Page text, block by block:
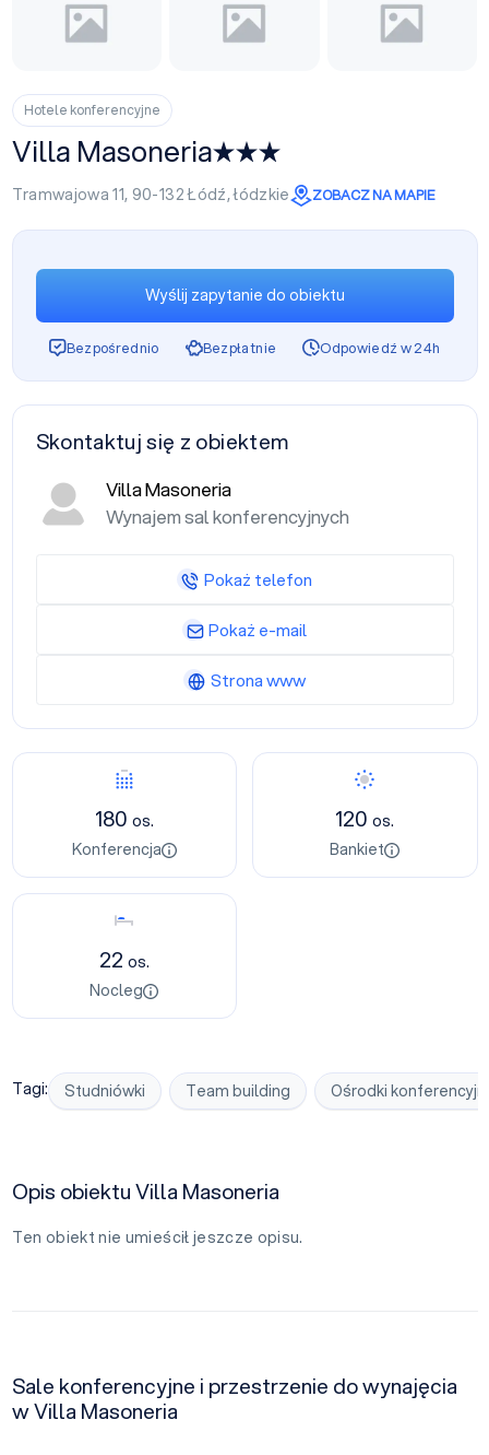
Hotele konferencyjne
Villa Masoneria
Tramwajowa 11, 90-132Łódź,łódzkie ZOBACZ NA MAPIE
Konferencja
180 os.
Konferencja
Bankiet
120os.
Bankiet
Nocleg
22 os.
Nocleg
Tagi: Studniówki Team building Ośrodki
Opis obiektu Villa Masoneria
Ten obiekt nie umieścił jeszcze opisu.
Sale konferencyjne i przestrzenie do wynajęcia
w Villa Masoneria
Wyślij zapytanie do obiektu
Bezpośrednio Bezpłatnie Odpowiedź w 24h
Skontaktuj się z obiektem
Villa Masoneria
Wynajem sal konferencyjnych
Pokaż telefon
Pokaż e-mail
Strona www